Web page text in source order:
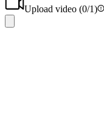
Upload video (0/1)